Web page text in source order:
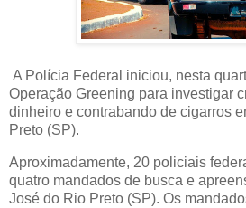
A Polícia Federal iniciou, nesta
Operação Greening para investigar
dinheiro e contrabando de cigarros
Preto (SP).
Aproximadamente, 20 policiais
quatro mandados de busca e
José do Rio Preto (SP). Os